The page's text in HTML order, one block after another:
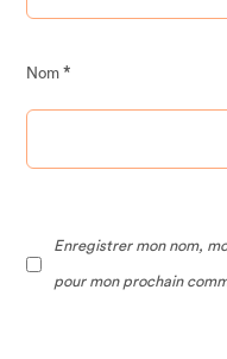
Nom*
Enregistrer mon nom,
pour mon prochain